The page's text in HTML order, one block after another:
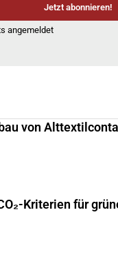
Jetzt abonnieren!
angemeldet
von
Kriterien für